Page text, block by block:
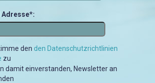
Adresse*:
den den Datenschutzrichtlinien
zu
damit einverstanden, Newsletter an